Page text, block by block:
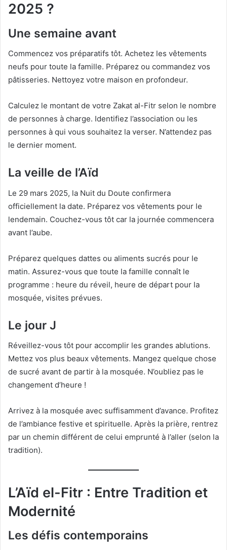
2025 ?
Une semaine avant
Commencez vos préparatifs tôt. Achetez les vêtements
neufs pour toute la famille. Préparez ou commandez vos
pâtisseries. Nettoyez votre maison en profondeur.
Calculez le montant de votre Zakat al-Fitr selon le nombre
de personnes à charge. Identifiez l’association ou les
personnes à qui vous souhaitez la verser. N’attendez pas
le dernier moment.
La veille de l’Aïd
Le 29 mars 2025, la Nuit du Doute confirmera
officiellement la date. Préparez vos vêtements pour le
lendemain. Couchez-vous tôt car la journée commencera
avant l’aube.
Préparez quelques dattes ou aliments sucrés pour le
matin. Assurez-vous que toute la famille connaît le
programme : heure du réveil, heure de départ pour la
mosquée, visites prévues.
Le jour J
Réveillez-vous tôt pour accomplir les grandes ablutions.
Mettez vos plus beaux vêtements. Mangez quelque chose
de sucré avant de partir à la mosquée. N’oubliez pas le
changement d’heure !
Arrivez à la mosquée avec suffisamment d’avance. Profitez
de l’ambiance festive et spirituelle. Après la prière, rentrez
par un chemin différent de celui emprunté à l’aller (selon la
tradition).
L’Aïd el-Fitr : Entre Tradition et
Modernité
Les défis contemporains